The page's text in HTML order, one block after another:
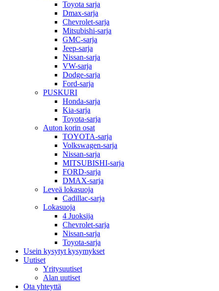
Toyota sarja
Dmax-sarja
Chevrolet-sarja
Mitsubishi-sarja
GMC-sarja
Jeep-sarja
Nissan-sarja
VW-sarja
Dodge-sarja
Ford-sarja
PUSKURI
Honda-sarja
Kia-sarja
Toyota-sarja
Auton korin osat
TOYOTA-sarja
Volkswagen-sarja
Nissan-sarja
MITSUBISHI-sarja
FORD-sarja
DMAX-sarja
Leveä lokasuoja
Cadillac-sarja
Lokasuoja
4 Juoksija
Chevrolet-sarja
Nissan-sarja
Toyota-sarja
Usein kysytyt kysymykset
Uutiset
Yritysuutiset
Alan uutiset
Ota yhteyttä